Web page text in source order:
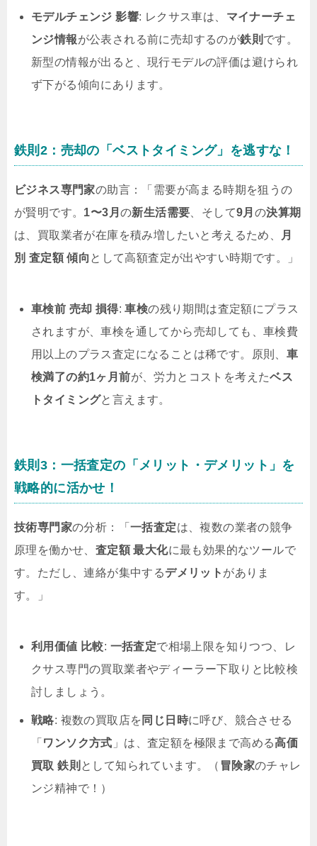
モデルチェンジ 影響: レクサス車は、 マイナーチェ
ンジ情報が公表される前に売却するのが鉄則 です。
新型の情報が出ると、現行モデルの評価は避けられ
ず下がる傾向にあります。
鉄則2：売却の「ベストタイミング」を逃すな！
ビジネス専門家の助言：「需要が高まる時期を狙うの
が賢明です。 1〜3月の新生活需要 、そして9月 の決算期
は、買取業者が在庫を積み増したいと考えるため、
月
別 査定額 傾向 として高額査定が出やすい時期です。」
車検前 売却 損得:車検の残り期間は査定額にプラス
されますが、車検を通してから売却しても、車検費
用以上のプラス査定になることは稀です。原則、 車
検満了の約1ヶ月前が、労力とコストを考えたベス
トタイミングと言えます。
鉄則3：一括査定の「メリット・デメリット」を
戦略的に活かせ！
技術専門家の分析：「 一括査定は、複数の業者の競争
原理を働かせ、 査定額 最大化に最も効果的なツールで
す。ただし、連絡が集中するデメリット がありま
す。」
利用価値 比較: 一括査定で相場上限を知りつつ、レ
クサス専門の買取業者やディーラー下取りと比較検
討しましょう。
戦略: 複数の買取店を 同じ日時に呼び、競合させる
「 ワンソク方式 」は、査定額を極限まで高める高価
買取 鉄則 として知られています。（ 冒険家のチャレ
ンジ精神で！）